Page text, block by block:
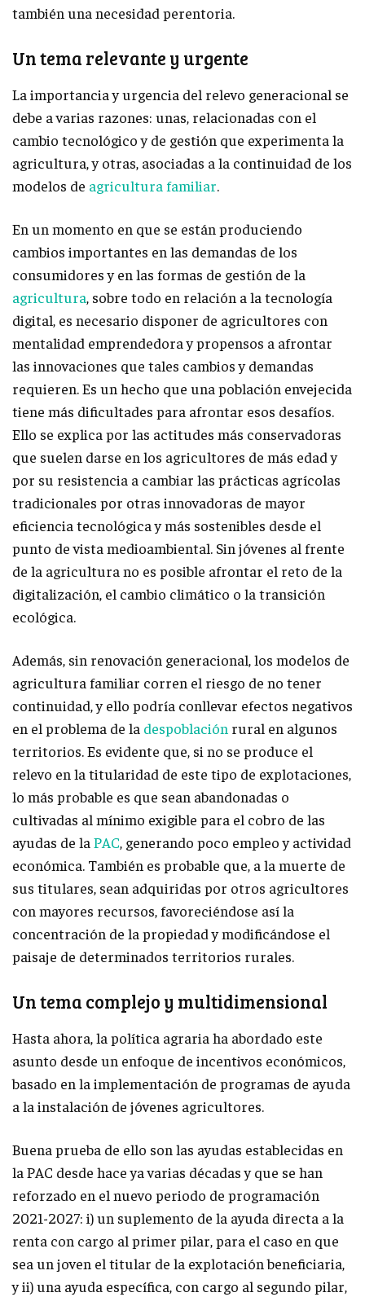
también una necesidad perentoria.
Un tema relevante y urgente
La importancia y urgencia del relevo generacional se
debe a varias razones: unas, relacionadas con el
cambio tecnológico y de gestión que experimenta la
agricultura, y otras, asociadas a la continuidad de los
modelos de agricultura familiar.
En un momento en que se están produciendo
cambios importantes en las demandas de los
consumidores y en las formas de gestión de la
agricultura, sobre todo en relación a la tecnología
digital, es necesario disponer de agricultores con
mentalidad emprendedora y propensos a afrontar
las innovaciones que tales cambios y demandas
requieren. Es un hecho que una población envejecida
tiene más dificultades para afrontar esos desafíos.
Ello se explica por las actitudes más conservadoras
que suelen darse en los agricultores de más edad y
por su resistencia a cambiar las prácticas agrícolas
tradicionales por otras innovadoras de mayor
eficiencia tecnológica y más sostenibles desde el
punto de vista medioambiental. Sin jóvenes al frente
de la agricultura no es posible afrontar el reto de la
digitalización, el cambio climático o la transición
ecológica.
Además, sin renovación generacional, los modelos de
agricultura familiar corren el riesgo de no tener
continuidad, y ello podría conllevar efectos negativos
en el problema de la despoblación rural en algunos
territorios. Es evidente que, si no se produce el
relevo en la titularidad de este tipo de explotaciones,
lo más probable es que sean abandonadas o
cultivadas al mínimo exigible para el cobro de las
ayudas de la PAC, generando poco empleo y actividad
económica. También es probable que, a la muerte de
sus titulares, sean adquiridas por otros agricultores
con mayores recursos, favoreciéndose así la
concentración de la propiedad y modificándose el
paisaje de determinados territorios rurales.
Un tema complejo y multidimensional
Hasta ahora, la política agraria ha abordado este
asunto desde un enfoque de incentivos económicos,
basado en la implementación de programas de ayuda
a la instalación de jóvenes agricultores.
Buena prueba de ello son las ayudas establecidas en
la PAC desde hace ya varias décadas y que se han
reforzado en el nuevo periodo de programación
2021-2027: i) un suplemento de la ayuda directa a la
renta con cargo al primer pilar, para el caso en que
sea un joven el titular de la explotación beneficiaria,
y ii) una ayuda específica, con cargo al segundo pilar,